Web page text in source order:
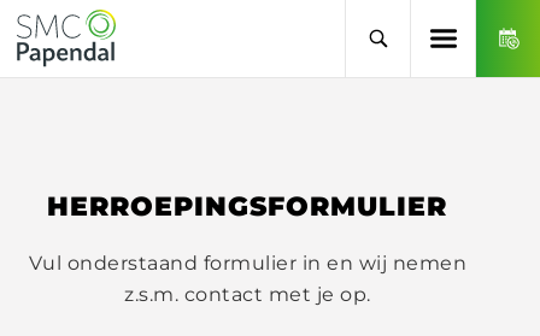
HERROEPINGSFORMULIER
Vul onderstaand formulier in en wij nemen
z.s.m. contact met je op.